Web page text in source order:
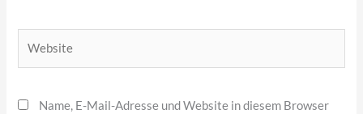
Name, E-Mail-Adresse und Website in diesem Browser